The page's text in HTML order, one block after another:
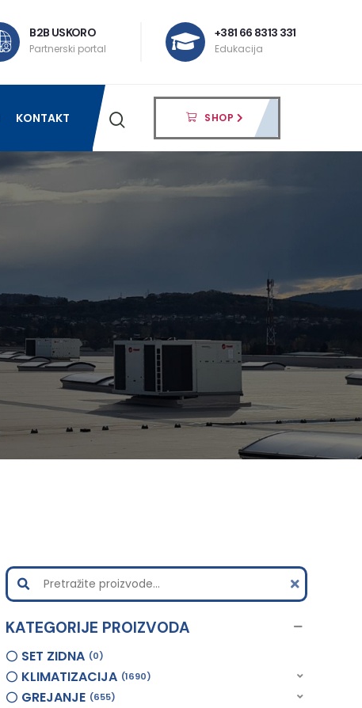
B2B USKORO
Partnerski portal
+381 66 8313 331
Edukacija
KONTAKT SHOP
KATEGORIJE PROIZVODA
SET ZIDNA 0
KLIMATIZACIJA 1690
GREJANJE 655